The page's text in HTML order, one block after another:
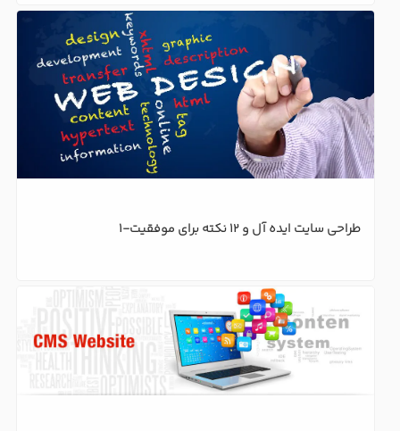
طراحی سایت ایده آل و 12 نکته برای موفقیت-1